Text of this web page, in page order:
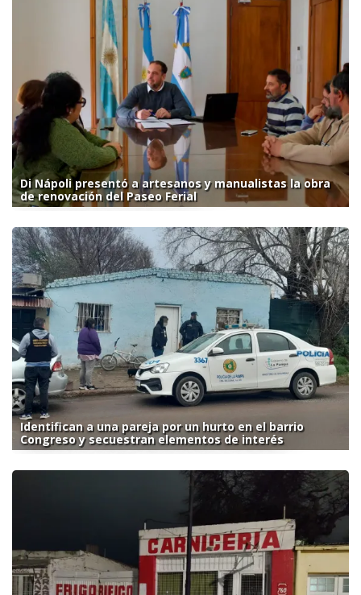
Di Nápoli presentó a artesanos y manualistas la obra
de renovación del Paseo Ferial
Identifican a una pareja por un hurto en el barrio
Congreso y secuestran elementos de interés